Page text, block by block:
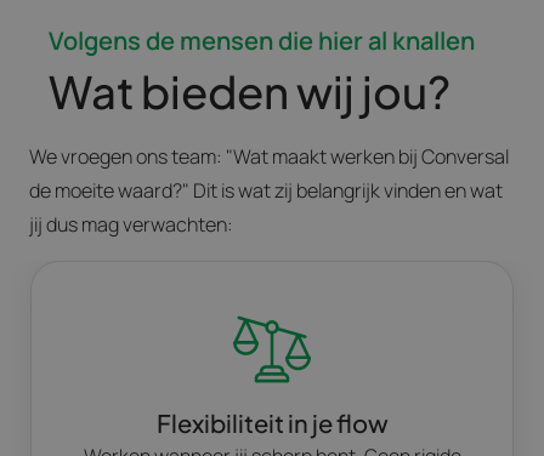
Volgens de mensen die hier al knallen
Wat bieden wij jou?
We vroegen ons team: "Wat maakt werken bij Conversal
de moeite waard?" Dit is wat zij belangrijk vinden en wat
jij dus mag verwachten:
Flexibiliteit in je flow